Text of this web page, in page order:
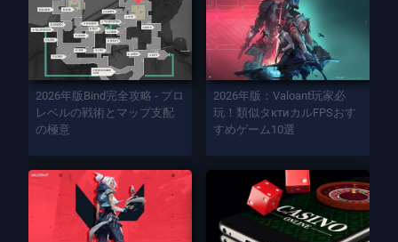
2026年版Bind完全攻略 - プロ
レベルの戦術とマップ支配
の極意
2026年版：Valoant玩家必
玩！類似タктиカルFPSおす
すめゲーム10選